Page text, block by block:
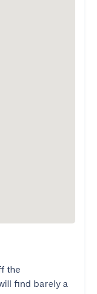
the
find barely a